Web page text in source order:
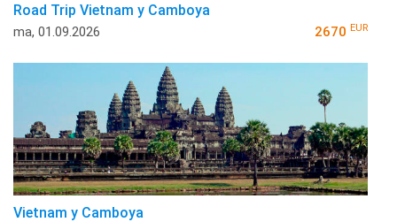
Road Trip Vietnam y Camboya
ma, 01.09.2026 2670 EUR
Vietnam y Camboya